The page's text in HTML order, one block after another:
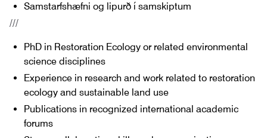
Samstarfshæfni og lipurð í samskiptum
///
PhD in Restoration Ecology or related environmental
science disciplines
Experience in research and work related to restoration
ecology and sustainable land use
Publications in recognized international academic
forums